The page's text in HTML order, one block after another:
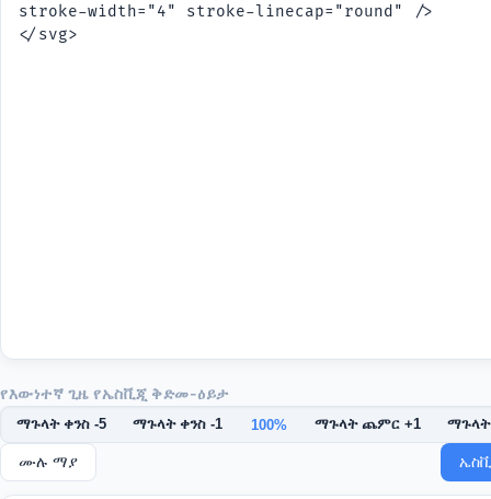
የእውነተኛ ጊዜ የኤስቪጂ ቅድመ-ዕይታ
ማጉላት ቀንስ -5 ማጉላት ቀንስ -1 100% ማጉላት ጨምር +1
ሙሉ ማያ